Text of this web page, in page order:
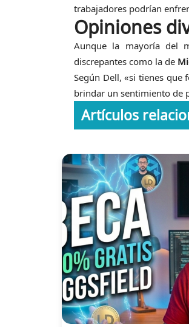
trabajadores podrían
Opiniones
Aunque la mayoría del
discrepantes como la de
Según Dell, «si tienes que
brindar un sentimiento de
Artículos